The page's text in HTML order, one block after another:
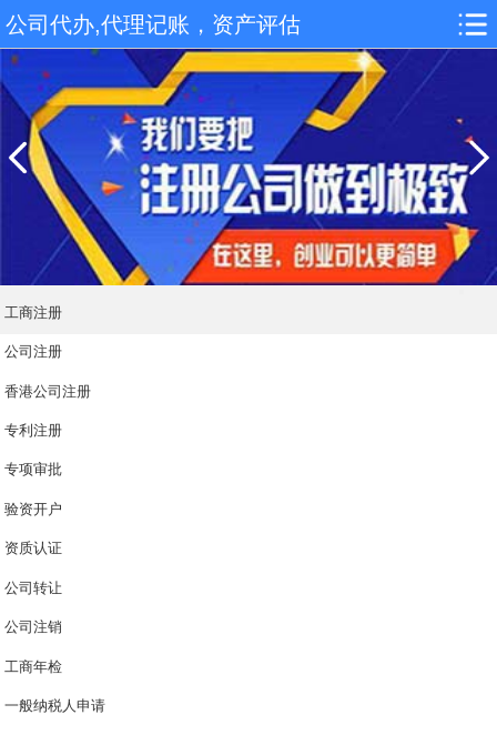
公司代办,代理记账，资产评估
工商注册
公司注册
香港公司注册
专利注册
专项审批
验资开户
资质认证
公司转让
公司注销
工商年检
一般纳税人申请